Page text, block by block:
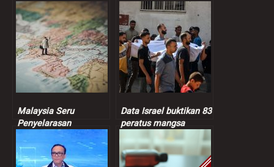
Malaysia Seru
Penyelarasan
Berterusan Dalam
Proses Keamanan
Bangsamoro
Data Israel buktikan 83
peratus mangsa
dibunuh tentera Zionis
orang awam